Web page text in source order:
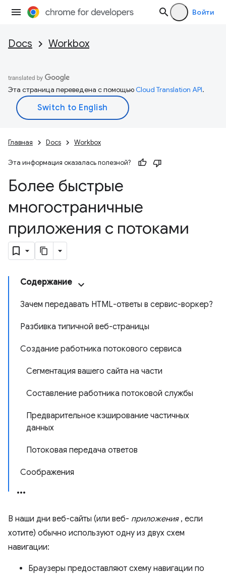
Войти
Docs Workbox
Эта страница переведена с помощьюCloud Translation API.
Главная Docs Workbox
Эта информация оказалась полезной?
Более быстрые
многостраничные
приложения с потоками
Содержание
Зачем передавать HTML-ответы в сервис-воркер?
Разбивка типичной веб-страницы
Создание работника потокового сервиса
Сегментация вашего сайта на части
Составление работника потоковой службы
Предварительное кэширование частичных
данных
Потоковая передача ответов
Соображения
В наши дни веб-сайты (или веб- приложения, если
хотите) обычно используют одну из двух схем
навигации:
Браузеры предоставляют схему навигации по